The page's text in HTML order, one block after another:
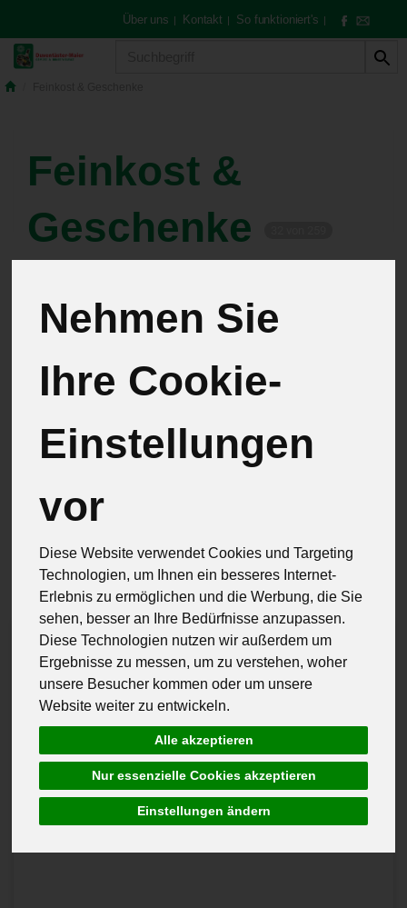
Nehmen Sie
Ihre Cookie-
Einstellungen
vor
Diese Website verwendet Cookies und Targeting
Technologien, um Ihnen ein besseres Internet-
Erlebnis zu ermöglichen und die Werbung, die Sie
sehen, besser an Ihre Bedürfnisse anzupassen.
Diese Technologien nutzen wir außerdem um
Ergebnisse zu messen, um zu verstehen, woher
unsere Besucher kommen oder um unsere
Website weiter zu entwickeln.
Alle akzeptieren
Nur essenzielle Cookies akzeptieren
Einstellungen ändern
Über uns | Kontakt | So funktioniert's |
Feinkost &
Geschenke
Büllesspezialitäten
Essig & Öle